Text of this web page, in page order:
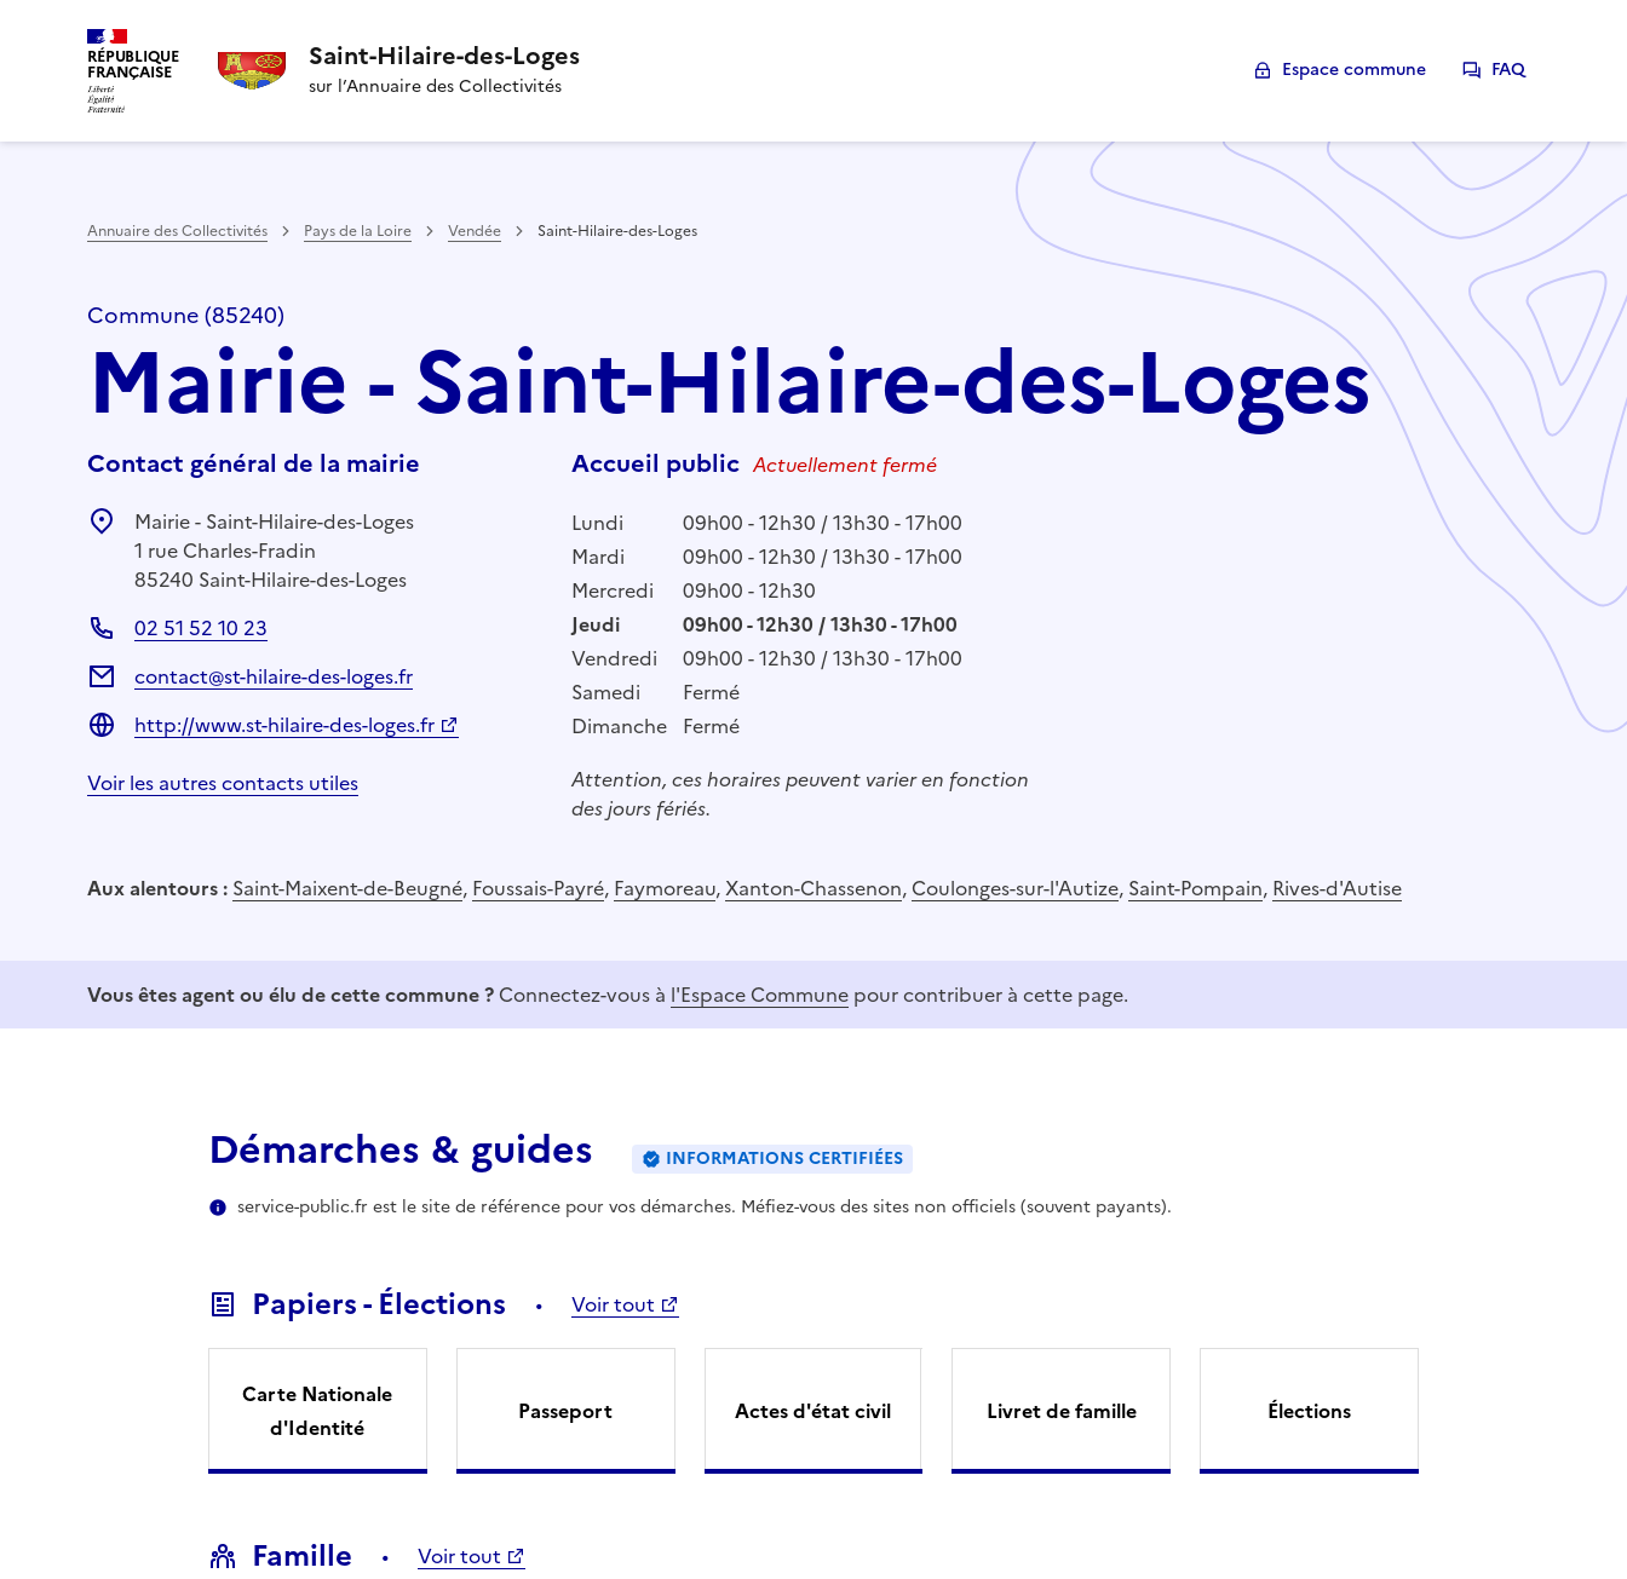
RÉPUBLIQUE
FRANÇAISE Saint-Hilaire-des-Loges
sur l’Annuaire des Collectivités
Espace commune FAQ
Annuaire des Collectivités Pays de la Loire Vendée Saint-Hilaire-des-Loges
Commune (85240)
Mairie - Saint-Hilaire-des-Loges
Contact général de la mairie
Mairie - Saint-Hilaire-des-Loges
1 rue Charles-Fradin
85240 Saint-Hilaire-des-Loges
02 51 52 10 23
contact@st-hilaire-des-loges.fr
http://www.st-hilaire-des-loges.fr
Voir les autres contacts utiles
Accueil public Actuellement fermé
Lundi
09h00 - 12h30 / 13h30 - 17h00
Mardi
09h00 - 12h30 / 13h30 - 17h00
Mercredi
09h00 - 12h30
Jeudi
09h00 - 12h30 / 13h30 - 17h00
Vendredi
09h00 - 12h30 / 13h30 - 17h00
Samedi
Fermé
Dimanche Fermé
Attention, ces horaires peuvent varier en fonction
des jours fériés.
Aux alentours : Saint-Maixent-de-Beugné, Foussais-Payré, Faymoreau,Xanton-Chassenon, Coulonges-sur-l'Autize, Saint-Pompain, Rives-d'Autise
Vous êtes agent ou élu de cette commune ? Connectez-vous à l'Espace Commune pour contribuer à cette page.
Démarches & guides
INFORMATIONS CERTIFIÉES
service-public.fr est le site de référence pour vos démarches. Méfiez-vous des sites non officiels (souvent payants).
Papiers - Élections Voir tout
Carte Nationale
d'Identité
Passeport Actes d'état civil Livret de famille Élections
Famille Voir tout